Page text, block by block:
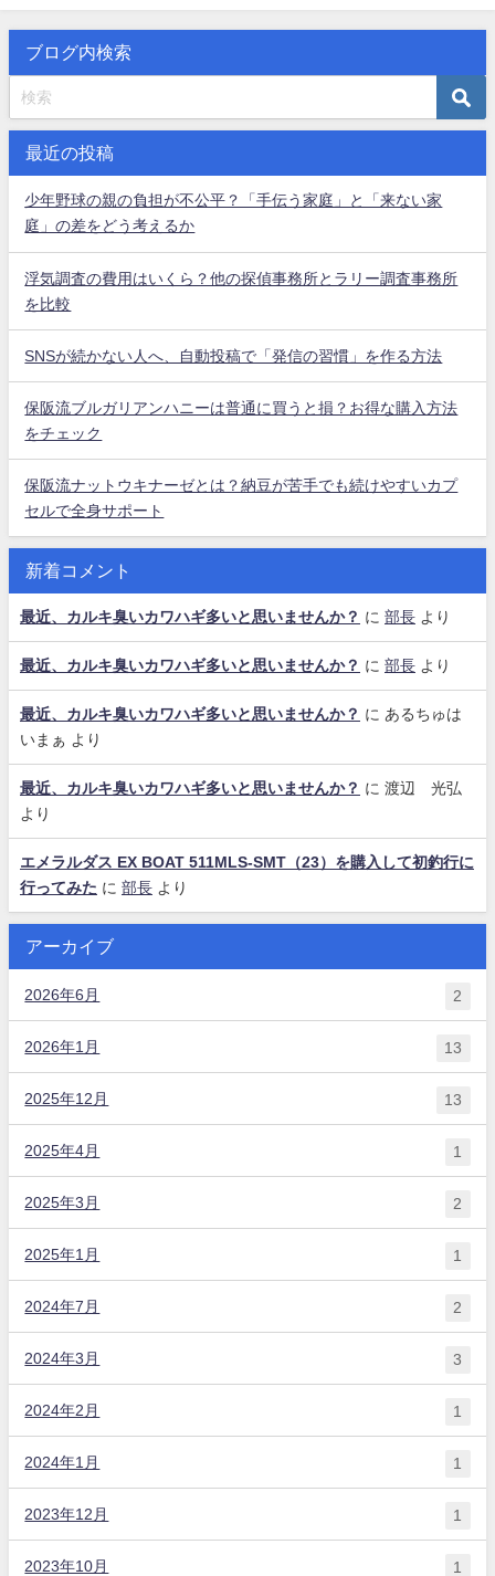
ブログ内検索
最近の投稿
少年野球の親の負担が不公平？「手伝う家庭」と「来ない家
庭」の差をどう考えるか
浮気調査の費用はいくら？他の探偵事務所とラリー調査事務所
を比較
SNSが続かない人へ、自動投稿で「発信の習慣」を作る方法
保阪流ブルガリアンハニーは普通に買うと損？お得な購入方法
をチェック
保阪流ナットウキナーゼとは？納豆が苦手でも続けやすいカプ
セルで全身サポート
新着コメント
最近、カルキ臭いカワハギ多いと思いませんか？ に 部長 より
最近、カルキ臭いカワハギ多いと思いませんか？ に 部長 より
最近、カルキ臭いカワハギ多いと思いませんか？ に あるちゅは
いまぁ より
最近、カルキ臭いカワハギ多いと思いませんか？ に 渡辺 光弘
より
エメラルダス EX BOAT 511MLS-SMT（23）を購入して初釣行に
行ってみた に 部長 より
アーカイブ
2026年6月 2
2026年1月 13
2025年12月 13
2025年4月 1
2025年3月 2
2025年1月 1
2024年7月 2
2024年3月 3
2024年2月 1
2024年1月 1
2023年12月 1
2023年10月 1